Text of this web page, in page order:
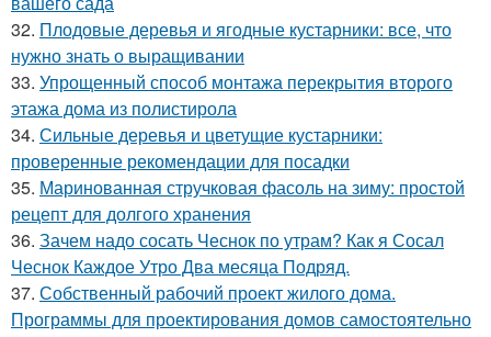
32. Плодовые деревья и ягодные кустарники: все, что
нужно знать о выращивании
33. Упрощенный способ монтажа перекрытия второго
этажа дома из полистирола
34. Сильные деревья и цветущие кустарники:
проверенные рекомендации для посадки
35. Маринованная стручковая фасоль на зиму: простой
рецепт для долгого хранения
36. Зачем надо сосать Чеснок по утрам? Как я Сосал
Чеснок Каждое Утро Два месяца Подряд.
37. Собственный рабочий проект жилого дома.
Программы для проектирования домов самостоятельно